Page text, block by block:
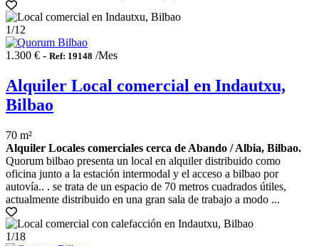
1/12
1.300 € - Ref: 19148 /Mes
Alquiler Local comercial en Indautxu,
Bilbao
70 m²
Alquiler Locales comerciales cerca de Abando / Albia, Bilbao.
Quorum bilbao presenta un local en alquiler distribuido como
oficina junto a la estación intermodal y el acceso a bilbao por
autovía.. . se trata de un espacio de 70 metros cuadrados útiles,
actualmente distribuido en una gran sala de trabajo a modo ...
1/18